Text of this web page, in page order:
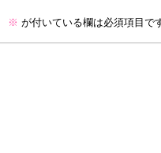
※ が付いている欄は必須項目で